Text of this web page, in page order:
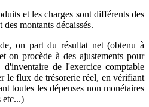
et les charges sont différents des
des montants décaissés.
on part du résultat net (obtenu à
on procède à des ajustements pour
de l'exercice comptable
le flux de trésorerie réel, en vérifiant
toutes les dépenses non monétaires
etc...)